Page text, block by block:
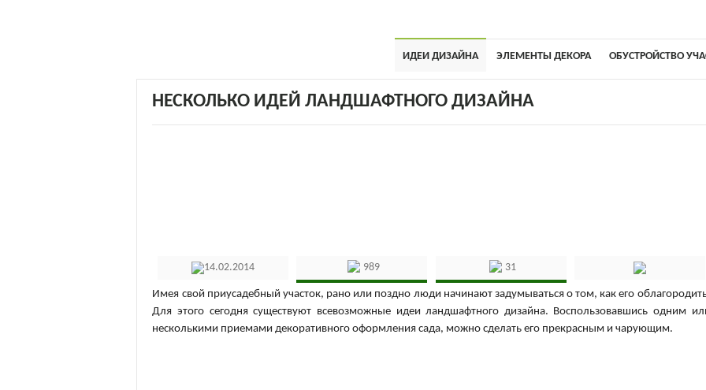
ИДЕИ ДИЗАЙНА ЭЛЕМЕНТЫ ДЕКОРА ОБУСТРОЙСТВО
НЕСКОЛЬКО ИДЕЙ ЛАНДШАФТНОГО ДИЗАЙНА
14.02.2014 989 31
Имея свой приусадебный участок, рано или поздно люди начинают задумываться о том, как его
Для этого сегодня существуют всевозможные идеи ландшафтного дизайна. Воспользовавшись одним
несколькими приемами декоративного оформления сада, можно сделать его прекрасным и чарующим.